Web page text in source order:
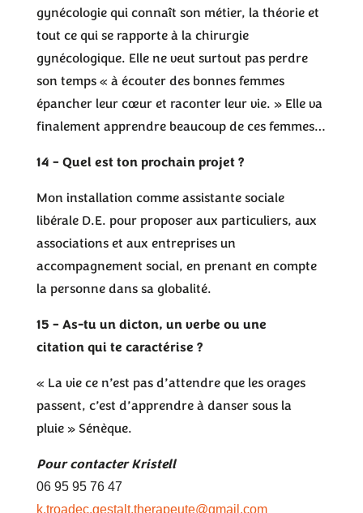
gynécologie qui connaît son métier, la théorie et
tout ce qui se rapporte à la chirurgie
gynécologique. Elle ne veut surtout pas perdre
son temps « à écouter des bonnes femmes
épancher leur cœur et raconter leur vie. » Elle va
finalement apprendre beaucoup de ces femmes…
14 – Quel est ton prochain projet ?
Mon installation comme assistante sociale
libérale D.E. pour proposer aux particuliers, aux
associations et aux entreprises un
accompagnement social, en prenant en compte
la personne dans sa globalité.
15 – As-tu un dicton, un verbe ou une
citation qui te caractérise ?
« La vie ce n’est pas d’attendre que les orages
passent, c’est d’apprendre à danser sous la
pluie » Sénèque.
Pour contacter Kristell
06 95 95 76 47
k.troadec.gestalt.therapeute@gmail.com